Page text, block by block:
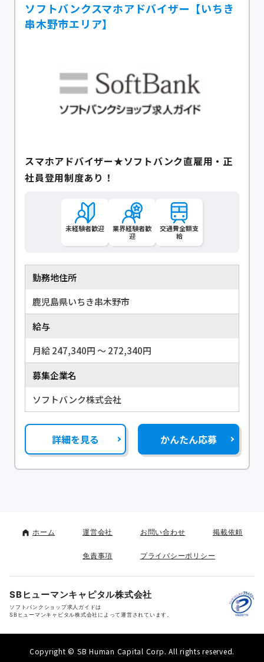
ソフトバンクスマホアドバイザー【いちき
串木野市エリア】
スマホアドバイザー★ソフトバンク直雇用・正
社員登用制度あり！
未経験者歓迎
業界経験者歓
迎
交通費全額支
給
勤務地住所
鹿児島県いちき串木野市
給与
月給 247,340円 〜 272,340円
募集企業名
ソフトバンク株式会社
詳細を見る かんたん応募
ホーム 運営会社 お問い合わせ 掲載依頼
免責事項 プライバシーポリシー
SBヒューマンキャピタル株式会社
ソフトバンクショップ求人ガイドは
SBヒューマンキャピタル株式会社によって運営されています。
Copyright © SB Human Capital Corp. All rights reserved.